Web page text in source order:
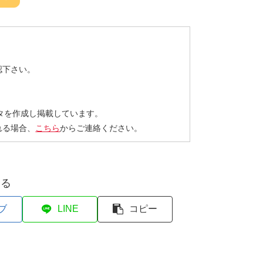
さい。
作成し掲載しています。
場合、 こちらからご連絡ください。
LINE コピー